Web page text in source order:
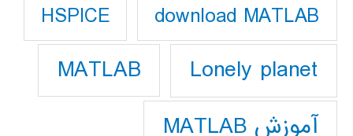
download MATLAB
HSPICE
Lonely planet
MATLAB
آموزش MATLAB